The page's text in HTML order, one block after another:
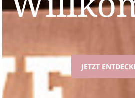
JETZT